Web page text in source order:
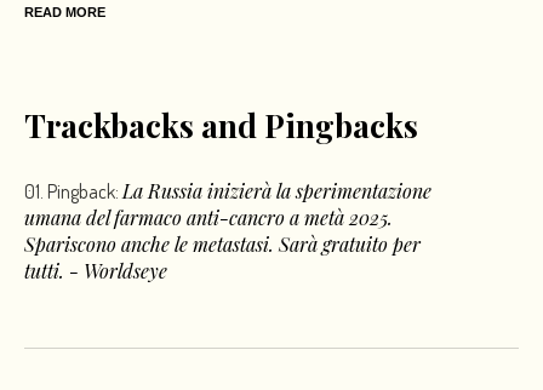
READ MORE
Trackbacks and Pingbacks
Pingback:La Russia inizierà la sperimentazione
umana del farmaco anti-cancro a metà 2025.
Spariscono anche le metastasi. Sarà gratuito per
tutti. - Worldseye